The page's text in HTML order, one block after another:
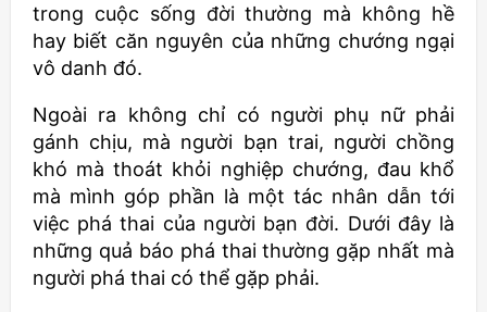
trong cuộc sống đời thường mà không hề
hay biết căn nguyên của những chướng ngại
vô danh đó.
Ngoài ra không chỉ có người phụ nữ phải
gánh chịu, mà người bạn trai, người chồng
khó mà thoát khỏi nghiệp chướng, đau khổ
mà mình góp phần là một tác nhân dẫn tới
việc phá thai của người bạn đời. Dưới đây là
những quả báo phá thai thường gặp nhất mà
người phá thai có thể gặp phải.